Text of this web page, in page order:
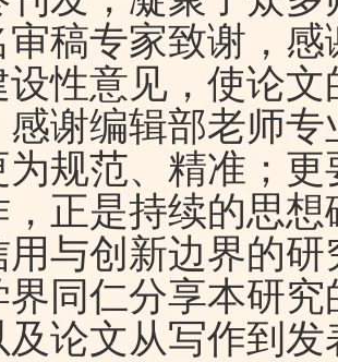
审稿专家致谢，
设性意见，使论
感谢编辑部老师
为规范、精准；
，正是持续的思
用与创新边界的
界同仁分享本研
及论文从写作到